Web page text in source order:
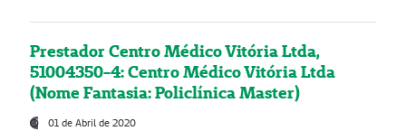
Prestador Centro Médico Vitória Ltda,
51004350-4: Centro Médico Vitória Ltda
(Nome Fantasia: Policlínica Master)
01 de Abril de 2020